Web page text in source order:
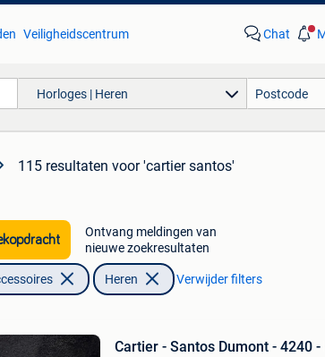
Veiligheidscentrum Chat
Horloges | Heren
115 resultaten voor 'cartier santos'
Ontvang meldingen van
nieuwe zoekresultaten
Heren Verwijder filters
Cartier - Santos Dumont - 4240 -